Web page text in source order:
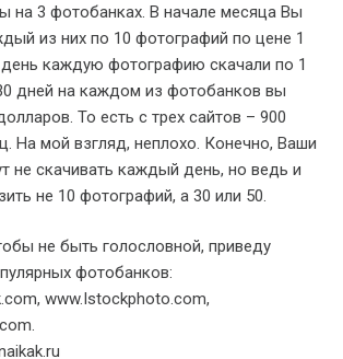
на 3 фотобанках. В начале месяца Вы
из них по 10 фотографий по цене 1
каждую фотографию скачали по 1
дней на каждом из фотобанков вы
То есть с трех сайтов – 900
На мой взгляд, неплохо. Конечно, Ваши
не скачивать каждый день, но ведь и
не 10 фотографий, а 30 или 50.
не быть голословной, приведу
фотобанков:
www.Istockphoto.com,